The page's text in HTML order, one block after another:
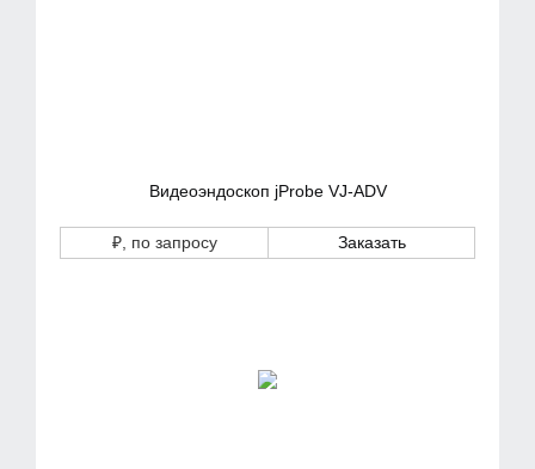
Видеоэндоскоп jProbe VJ-ADV
₽, по запросу Заказать